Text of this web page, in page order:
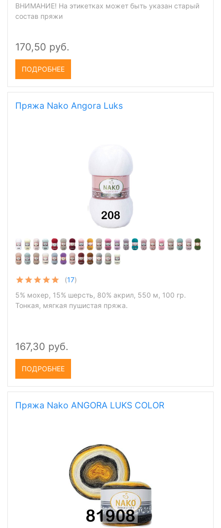
ВНИМАНИЕ! На этикетках может быть указан старый
состав пряжи
170,50 руб.
ПОДРОБНЕЕ
Пряжа Nako Angora Luks
(17)
5% мохер, 15% шерсть, 80% акрил, 550 м, 100 гр.
Тонкая, мягкая пушистая пряжа.
167,30 руб.
ПОДРОБНЕЕ
Пряжа Nako ANGORA LUKS COLOR